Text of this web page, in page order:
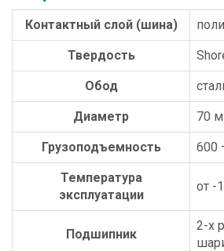
Контактный слой (шина)
Твердость
Обод
Диаметр 70
Грузоподъемность 600
Температура
эксплуатации
от -
Подшипник
2-х